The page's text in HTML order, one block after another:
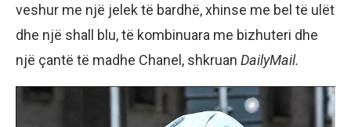
veshur me një jelek të bardhë, xhinse me bel të ulët
dhe një shall blu, të kombinuara me bizhuteri dhe
një çantë të madhe Chanel, shkruan DailyMail.